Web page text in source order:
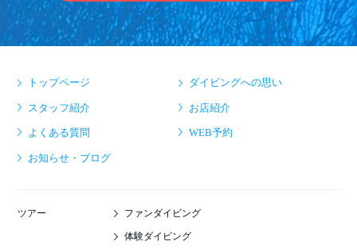
トップページ ダイビングへの思い
スタッフ紹介 お店紹介
よくある質問 WEB予約
お知らせ・ブログ
ツアー ファンダイビング
体験ダイビング